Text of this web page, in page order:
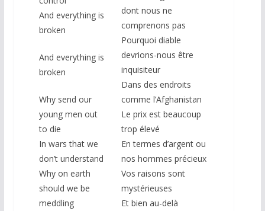
And everything is
broken
And everything is
broken
Why send our
young men out
to die
In wars that we
don’t understand
Why on earth
should we be
meddling
dont nous ne
comprenons pas
Pourquoi diable
devrions-nous être
inquisiteur
Dans des endroits
comme l’Afghanistan
Le prix est beaucoup
trop élevé
En termes d’argent ou
nos hommes précieux
Vos raisons sont
mystérieuses
Et bien au-delà